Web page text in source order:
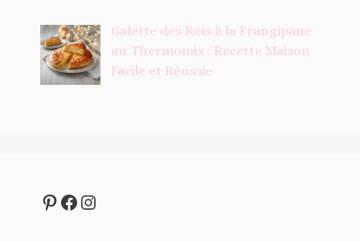
Galette des Rois à la Frangipane
au Thermomix : Recette Maison
Facile et Réussie
Pinterest
Facebook
Instagram